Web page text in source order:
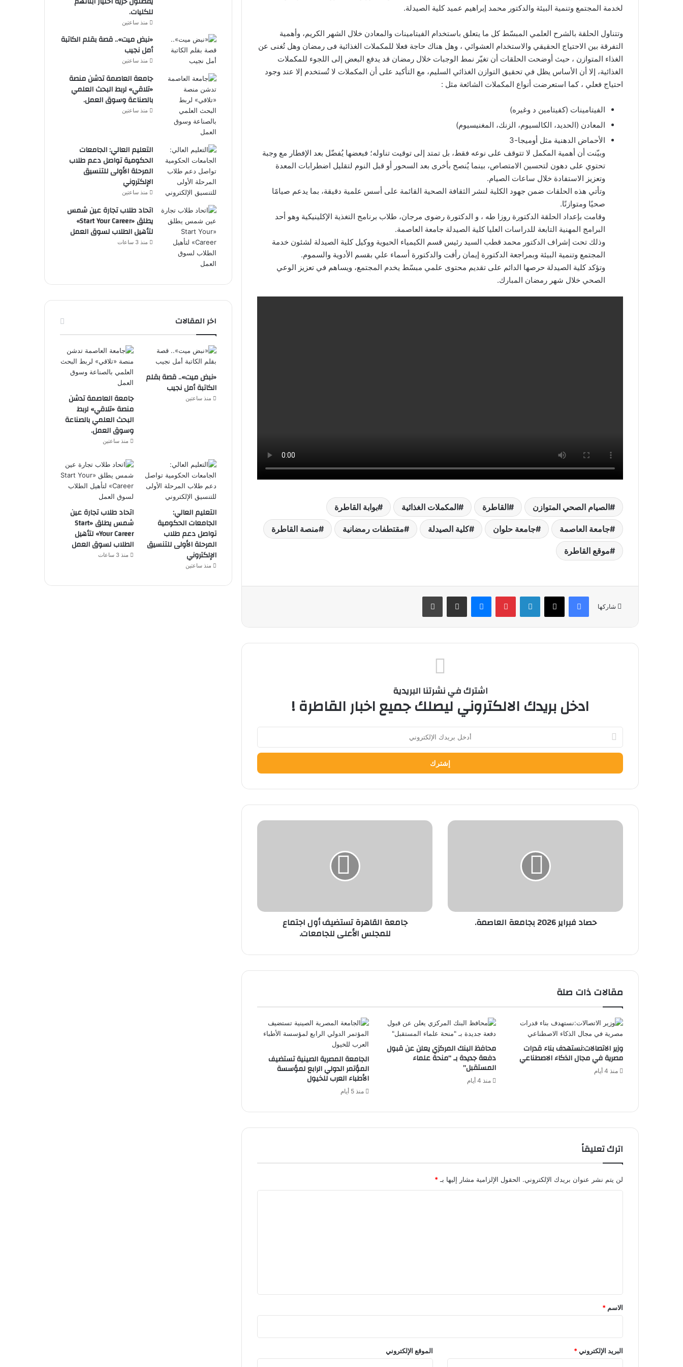
لخدمة المجتمع وتنمية البيئة والدكتور محمد إبراهيم عميد كلية الصيدلة.
وتتناول الحلقة بالشرح العلمي المبسّط كل ما يتعلق باستخدام الفيتامينات والمعادن خلال الشهر الكريم، وأهمية
التفرقة بين الاحتياج الحقيقي والاستخدام العشوائي ، وهل هناك حاجة فعلا للمكملات الغذائية فى رمضان وهل تُغنى عن
الغذاء المتوازن ، حيث أوضحت الحلقات أن تغيّر نمط الوجبات خلال رمضان قد يدفع البعض إلى اللجوء للمكملات
الغذائية، إلا أن الأساس يظل في تحقيق التوازن الغذائي السليم، مع التأكيد على أن المكملات لا تُستخدم إلا عند وجود
احتياج فعلي ، كما استعرضت أنواع المكملات الشائعة مثل :
الفيتامينات (كفيتامين د وغيره)
المعادن (الحديد، الكالسيوم، الزنك، المغنيسيوم)
الأحماض الدهنية مثل أوميجا-3
وبيّنت أن أهمية المكمل لا تتوقف على نوعه فقط، بل تمتد إلى توقيت تناوله؛ فبعضها يُفضّل بعد الإفطار مع وجبة
تحتوي على دهون لتحسين الامتصاص، بينما يُنصح بأخرى بعد السحور أو قبل النوم لتقليل اضطرابات المعدة
وتعزيز الاستفادة خلال ساعات الصيام.
وتأتي هذه الحلقات ضمن جهود الكلية لنشر الثقافة الصحية القائمة على أسس علمية دقيقة، بما يدعم صيامًا
صحيًا ومتوازنًا.
وقامت بإعداد الحلقة الدكتورة روزا طه ، و الدكتورة رضوى مرجان، طلاب برنامج التغذية الإكلينيكية وهو أحد
البرامج المهنية التابعة للدراسات العليا كلية الصيدلة جامعة العاصمة.
وذلك تحت إشراف الدكتور محمد قطب السيد رئيس قسم الكيمياء الحيوية ووكيل كلية الصيدلة لشئون خدمة
المجتمع وتنمية البيئة وبمراجعة الدكتورة إيمان رأفت والدكتورة أسماء علي بقسم الأدوية والسموم.
وتؤكد كلية الصيدلة حرصها الدائم على تقديم محتوى علمي مبسّط يخدم المجتمع، ويساهم في تعزيز الوعي
الصحي خلال شهر رمضان المبارك.
الصيام الصحي المتوازن القاطرة المكملات الغذائية بوابة القاطرة
جامعة العاصمة جامعة حلوان كلية الصيدلة مقتطفات رمضانية منصة القاطرة
موقع القاطرة
شاركها
فيسبوك ‫X لينكدإن بينتيريستماسنجر مشاركة عبر البريد طباعة
اشترك في نشرتنا البريدية
ادخل بريدك الالكتروني ليصلك جميع اخبار القاطرة !
بريدك
الإلكتروني
حصاد
حصاد فبراير 2026 بجامعة العاصمة.
جامعة
جامعة القاهرة تستضيف أول اجتماع
للمجلس الأعلى للجامعات.
مقالات ذات صلة
وزير الاتصالات:نستهدف بناء قدرات
مصرية في مجال الذكاء الاصطناعي
منذ 4 أيام
محافظ البنك المركزي يعلن عن قبول
دفعة جديدة بـ “منحة علماء
المستقبل”
منذ 4 أيام
الجامعة المصرية الصينية تستضيف
المؤتمر الدولي الرابع لمؤسسة
الأطباء العرب للخيول
منذ 5 أيام
اترك تعليقاً
لن يتم نشر عنوان بريدك الإلكتروني. الحقول الإلزامية مشار إليها بـ *
*
الاسم *
البريد الإلكتروني* الموقع الإلكتروني
للكليات.
منذ ساعتين
«نبض ميت».. قصة بقلم الكاتبة
أمل نجيب
منذ ساعتين
جامعة العاصمة تدشن منصة
«تلاقي» لربط البحث العلمي
بالصناعة وسوق العمل.
منذ ساعتين
التعليم العالي: الجامعات
الحكومية تواصل دعم طلاب
المرحلة الأولى للتنسيق
الإلكتروني
منذ ساعتين
اتحاد طلاب تجارة عين شمس
يطلق «Start Your Career»
لتأهيل الطلاب لسوق العمل
منذ 3 ساعات
اخر المقالات
«نبض ميت».. قصة بقلم
الكاتبة أمل نجيب
منذ ساعتين
جامعة العاصمة تدشن
منصة «تلاقي» لربط
البحث العلمي بالصناعة
وسوق العمل.
منذ ساعتين
التعليم العالي:
الجامعات الحكومية
تواصل دعم طلاب
المرحلة الأولى للتنسيق
الإلكتروني
منذ ساعتين
اتحاد طلاب تجارة عين
شمس يطلق «Start
Your Career» لتأهيل
الطلاب لسوق العمل
منذ 3 ساعات